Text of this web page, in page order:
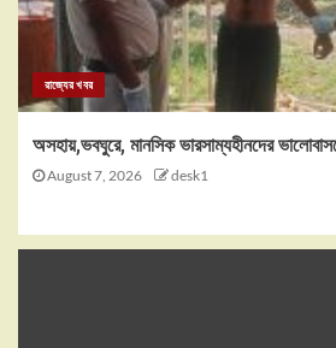
রাজ্যের খবর
অসহায়,ভবঘুরে, মানসিক ভারসাম্যহীনদের
August 7, 2026 desk1